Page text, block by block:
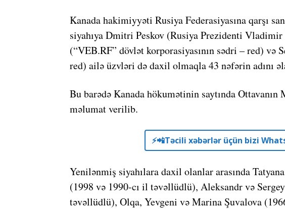
Kanada hakimiyyəti Rusiya Federasiyasına qarşı
siyahıya Dmitri Peskov (Rusiya Prezidenti
(“VEB.RF” dövlət korporasiyasının sədri – red) və
red) ailə üzvləri də daxil olmaqla 43 nəfərin adını
Bu barədə Kanada hökumətinin saytında Ottavanın
məlumat verilib.
⚡️📲Təcili xəbərlər üçün bizi
Yenilənmiş siyahılara daxil olanlar arasında
(1998 və 1990-cı il təvəllüdlü), Aleksandr və
təvəllüdlü), Olqa, Yevgeni və Marina Şuvalova